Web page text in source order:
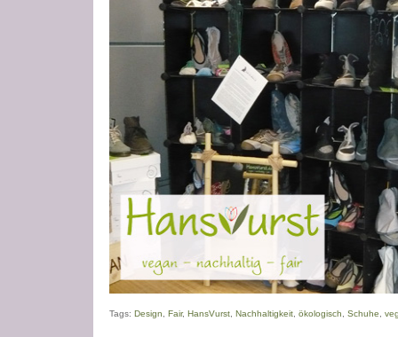
Tags: Design Fair, HansVurst Nachhaltigkeit ökologisch Schuhe